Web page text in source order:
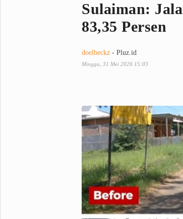
Pemilu
Partai Politik
Internasional
Citizen
Pemerintahan
Futsal
Bulutangkis
Sulaiman:
83,35 Persen
doelbeckz - Pluz.id
Minggu, 31 Mei 2026 15:03